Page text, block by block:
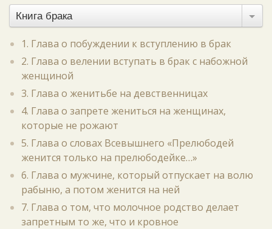
Книга брака
1. Глава о побуждении к вступлению в брак
2. Глава о велении вступать в брак с набожной
женщиной
3. Глава о женитьбе на девственницах
4. Глава о запрете жениться на женщинах,
которые не рожают
5. Глава о словах Всевышнего «Прелюбодей
женится только на прелюбодейке…»
6. Глава о мужчине, который отпускает на волю
рабыню, а потом женится на ней
7. Глава о том, что молочное родство делает
запретным то же, что и кровное